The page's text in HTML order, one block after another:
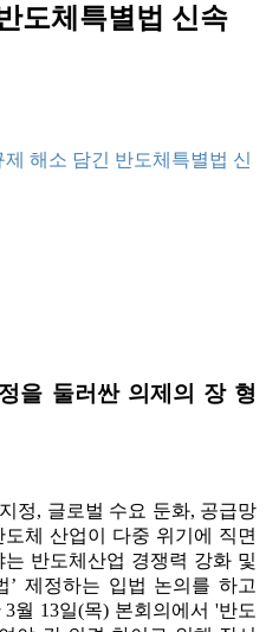
도체특별법 신속
해소 담긴 반도체특별법 신
을 둘러싼 의제의 장 형
정, 글로벌 수요 둔화, 공급망
체 산업이 다중 위기에 직면
반도체산업 경쟁력 강화 및
’ 제정하는 입법 논의를 하고
월 13일(목) 본회의에서 '반도